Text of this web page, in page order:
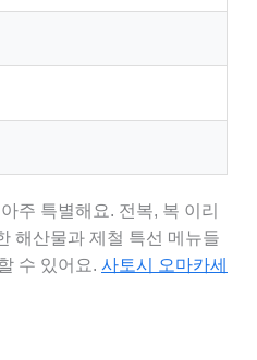
주 특별해요. 전복, 복 이리
해산물과 제철 특선 메뉴들
수 있어요. 사토시 오마카세